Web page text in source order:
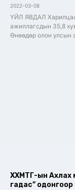
2022-03-08
ҮЙЛ ЯВДАЛ Харилцаа
ажиллагсдын 35,8
Өнөөдөр олон улсын
ХХМТГ-ын Ахлах
гадас”